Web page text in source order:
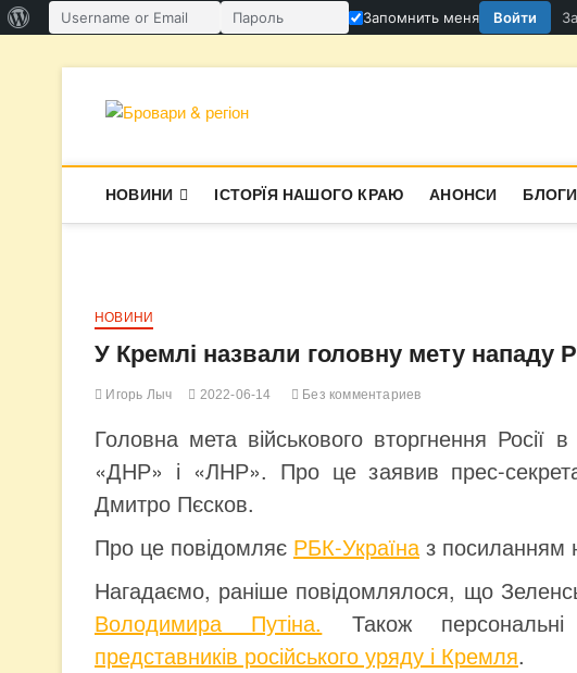
Имя пользователя или email
Пароль
Запомнить меня Войти
содержимому
НОВИНИ ІСТОРЇЯ НАШОГО КРАЮ АНОНСИ БЛОГИ
НОВИНИ
У Кремлі назвали головну мету нападу
Игорь Лыч 2022-06-14 Без комментариев
Головна мета військового вторгнення Росії
«ДНР» і «ЛНР». Про це заявив прес-
Дмитро Пєсков.
Про це повідомляє РБК-Україназ посиланням
Нагадаємо, раніше повідомлялося, що
Володимира Путіна. Також
представників російського уряду і Кремля.